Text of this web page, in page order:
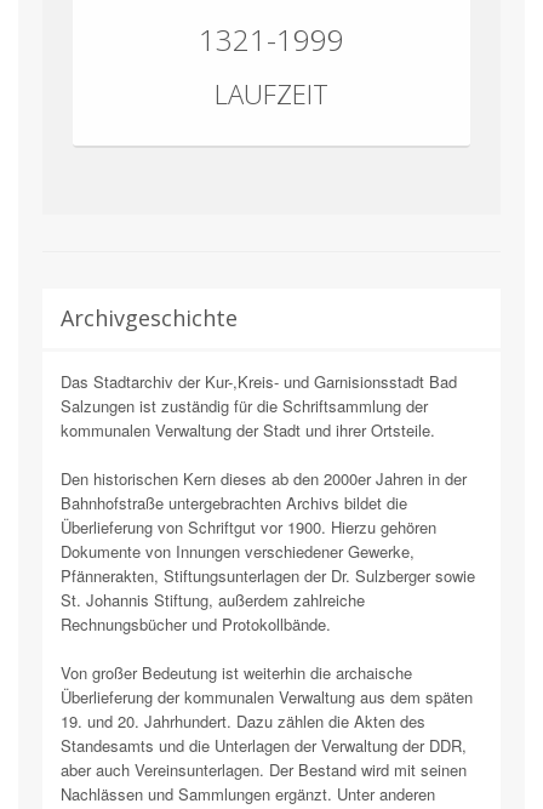
1321-1999
LAUFZEIT
Archivgeschichte
Das Stadtarchiv der Kur-,Kreis- und Garnisionsstadt Bad
Salzungen ist zuständig für die Schriftsammlung der
kommunalen Verwaltung der Stadt und ihrer Ortsteile.
Den historischen Kern dieses ab den 2000er Jahren in der
Bahnhofstraße untergebrachten Archivs bildet die
Überlieferung von Schriftgut vor 1900. Hierzu gehören
Dokumente von Innungen verschiedener Gewerke,
Pfännerakten, Stiftungsunterlagen der Dr. Sulzberger sowie
St. Johannis Stiftung, außerdem zahlreiche
Rechnungsbücher und Protokollbände.
Von großer Bedeutung ist weiterhin die archaische
Überlieferung der kommunalen Verwaltung aus dem späten
19. und 20. Jahrhundert. Dazu zählen die Akten des
Standesamts und die Unterlagen der Verwaltung der DDR,
aber auch Vereinsunterlagen. Der Bestand wird mit seinen
Nachlässen und Sammlungen ergänzt. Unter anderen